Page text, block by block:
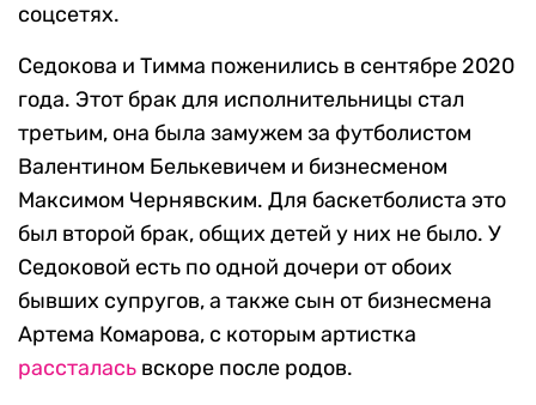
соцсетях.
Седокова и Тимма поженились в сентябре 2020
года. Этот брак для исполнительницы стал
третьим, она была замужем за футболистом
Валентином Белькевичем и бизнесменом
Максимом Чернявским. Для баскетболиста это
был второй брак, общих детей у них не было. У
Седоковой есть по одной дочери от обоих
бывших супругов, а также сын от бизнесмена
Артема Комарова, с которым артистка
рассталась вскоре после родов.